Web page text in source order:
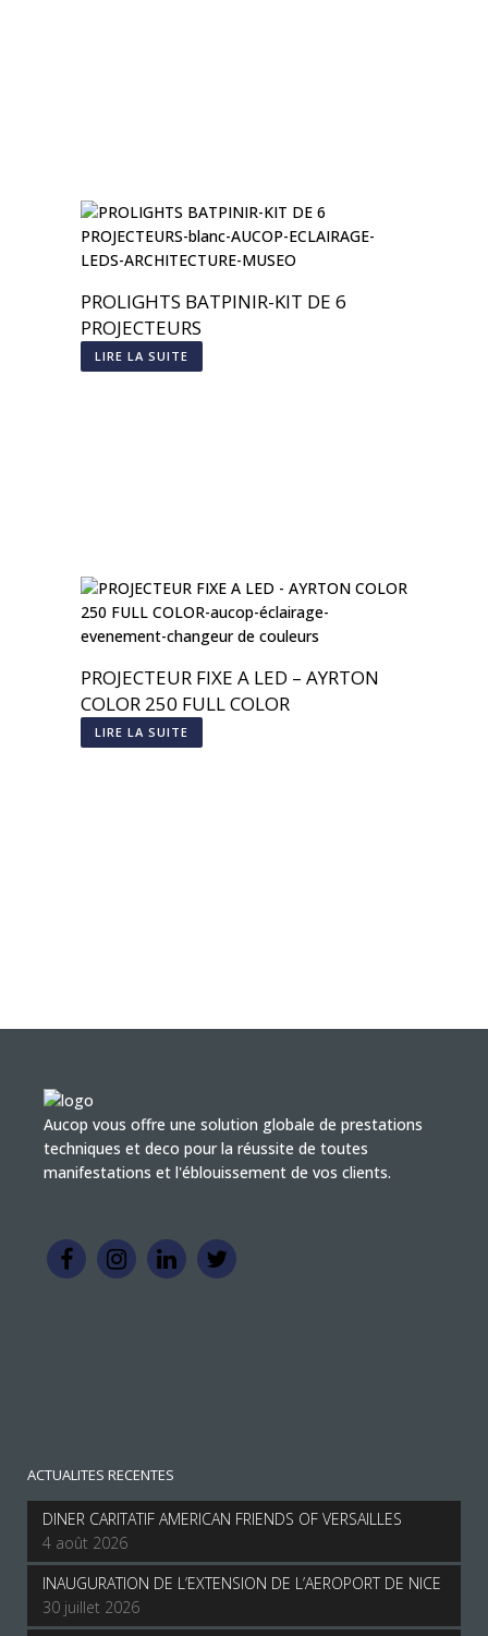
PROLIGHTS BATPINIR-KIT DE 6
PROJECTEURS
LIRE LA SUITE
PROJECTEUR FIXE A LED – AYRTON
COLOR 250 FULL COLOR
LIRE LA SUITE
Aucop vous offre une solution globale de prestations
techniques et deco pour la réussite de toutes
manifestations et l'éblouissement de vos clients.
ACTUALITES RECENTES
DINER CARITATIF AMERICAN FRIENDS OF VERSAILLES
4 août 2026
INAUGURATION DE L’EXTENSION DE L’AEROPORT DE NICE
30 juillet 2026